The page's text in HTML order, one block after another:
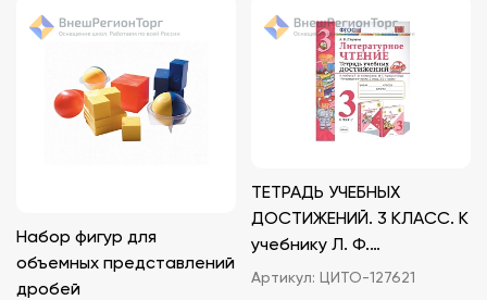
Набор фигур для
объемных представлений
дробей
ТЕТРАДЬ УЧЕБНЫХ
ДОСТИЖЕНИЙ. 3 КЛАСС. К
учебнику Л. Ф.
Климановой, В.Г.
Артикул: ЦИТО-127621